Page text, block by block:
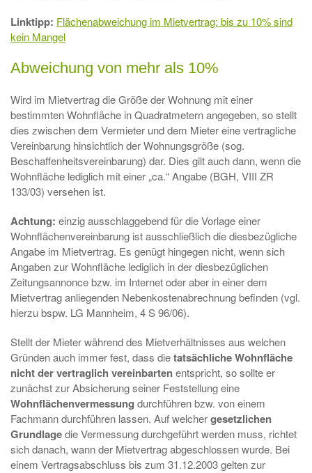
Linktipp: Flächenabweichung im Mietvertrag: bis zu 10% sind
kein Mangel
Abweichung von mehr als 10%
Wird im Mietvertrag die Größe der Wohnung mit einer
bestimmten Wohnfläche in Quadratmetern angegeben, so stellt
dies zwischen dem Vermieter und dem Mieter eine vertragliche
Vereinbarung hinsichtlich der Wohnungsgröße (sog.
Beschaffenheitsvereinbarung) dar. Dies gilt auch dann, wenn die
Wohnfläche lediglich mit einer „ca.“ Angabe (BGH, VIII ZR
133/03) versehen ist.
Achtung: einzig ausschlaggebend für die Vorlage einer
Wohnflächenvereinbarung ist ausschließlich die diesbezügliche
Angabe im Mietvertrag. Es genügt hingegen nicht, wenn sich
Angaben zur Wohnfläche lediglich in der diesbezüglichen
Zeitungsannonce bzw. im Internet oder aber in einer dem
Mietvertrag anliegenden Nebenkostenabrechnung befinden (vgl.
hierzu bspw. LG Mannheim, 4 S 96/06).
Stellt der Mieter während des Mietverhältnisses aus welchen
Gründen auch immer fest, dass dietatsächliche Wohnfläche
nicht der vertraglich vereinbartenentspricht, so sollte er
zunächst zur Absicherung seiner Feststellung eine
Wohnflächenvermessung durchführen bzw. von einem
Fachmann durchführen lassen. Auf welchergesetzlichen
Grundlagedie Vermessung durchgeführt werden muss, richtet
sich danach, wann der Mietvertrag abgeschlossen wurde. Bei
einem Vertragsabschluss bis zum 31.12.2003 gelten zur